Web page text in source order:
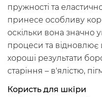
пружності та
принесе особливу
оскільки вона значно
процеси та відновлює
хороші результати
старіння – в'ялістю,
Користь для шкіри